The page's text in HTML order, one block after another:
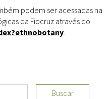
podem ser acessadas na
da Fiocruz através do
.
Buscar